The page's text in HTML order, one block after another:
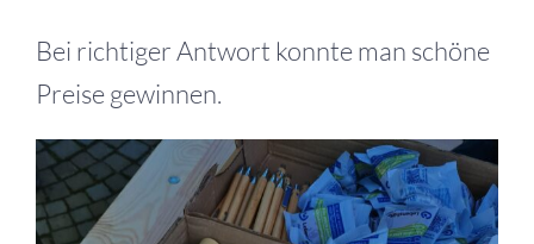
Bei richtiger Antwort konnte man schöne
Preise gewinnen.